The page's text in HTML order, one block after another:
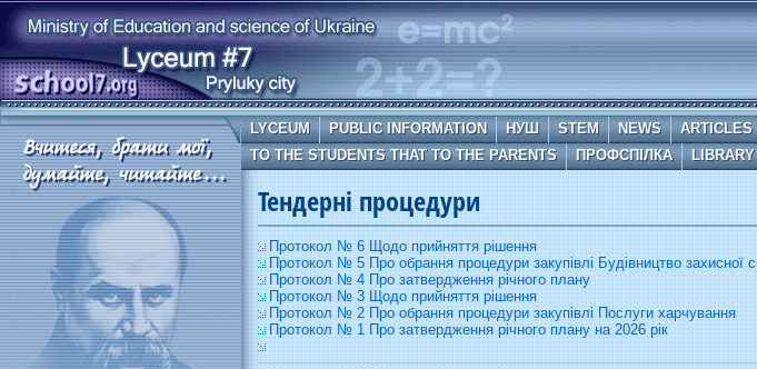
LYCEUM PUBLIC INFORMATION НУШ STEM NEWS ARTICLES
TO THE STUDENTS THAT TO THE PARENTS
ПРОФСПІЛКА LIBRARY
Тендерні процедури
Протокол № 6 Щодо прийняття рішення
Протокол № 5 Про обрання процедури закупівлі Будівництво захисної
Протокол № 4 Про затвердження річного плану
Протокол № 3 Щодо прийняття рішення
Протокол № 2 Про обрання процедури закупівлі Послуги харчування
Протокол № 1 Про затвердження річного плану на 2026 рік